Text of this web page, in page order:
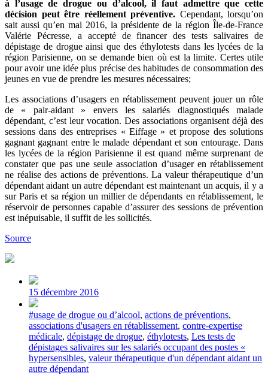
à l’usage de drogue ou d’alcool, il faut admettre que cette
décision peut être réellement préventive. Cependant, lorsqu’on
sait aussi qu’en mai 2016, la présidente de la région Île-de-France
Valérie Pécresse, a accepté de financer des tests salivaires de
dépistage de drogue ainsi que des éthylotests dans les lycées de la
région Parisienne, on se demande bien où est la limite. Certes utile
pour avoir une idée plus précise des habitudes de consommation des
jeunes en vue de prendre les mesures nécessaires;
Les associations d’usagers en rétablissement peuvent jouer un rôle
de « pair-aidant » envers les salariés diagnostiqués malade
dépendant, c’est leur vocation. Des associations organisent déjà des
sessions dans des entreprises « Eiffage » et propose des solutions
gagnant gagnant entre le malade dépendant et son entourage. Dans
les lycées de la région Parisienne il est quand même surprenant de
constater que pas une seule association d’usager en rétablissement
ne réalise des actions de préventions. La valeur thérapeutique d’un
dépendant aidant un autre dépendant est maintenant un acquis, il y a
sur Paris et sa région un millier de dépendants en rétablissement, le
réservoir de personnes capable d’assurer des sessions de prévention
est inépuisable, il suffit de les sollicités.
Source
Post
date
15 décembre 2016
Tagged
with
#usage de drogue ou d’alcool, actions de préventions,
associations d'usagers en rétablissement, contre-expertise
médicale, dépistage de drogue, éthylotests, Les tests de
dépistages salivaires sur les salariés occupant des postes «
hypersensibles, valeur thérapeutique d'un dépendant aidant un
autre dépendant